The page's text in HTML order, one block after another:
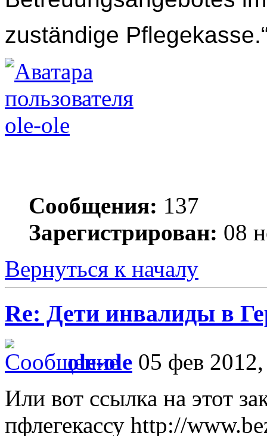
zuständige
ole-ole
Сообщения: 137
Зарегистрирован: 08
Вернуться к началу
Re: Дети инвалиды в
ole-ole 05 фев
Или вот ссылка на этот
пфлегекассу http://